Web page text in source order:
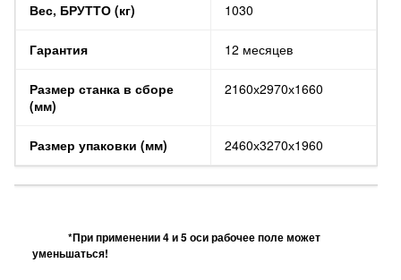
Вес, БРУТТО (кг) 1030
Гарантия 12 месяцев
Размер станка в сборе
(мм)
2160х2970х1660
Размер упаковки (мм) 2460х3270х1960
*При применении 4 и 5 оси рабочее поле может
уменьшаться!